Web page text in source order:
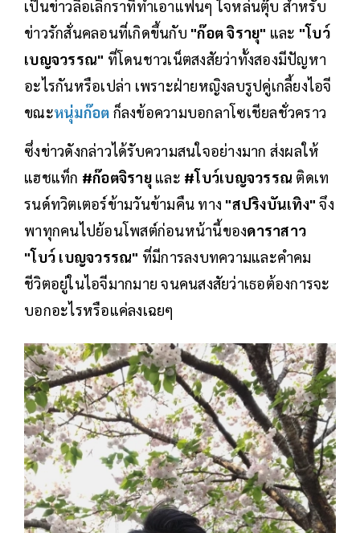
เป็นข่าวลือเลิกราที่ทำเอาแฟนๆ ใจหล่นตุ๊บ สำหรับ
ข่าวรักสั่นคลอนที่เกิดขึ้นกับ "ก๊อต จิรายุ" และ "โบว์
เบญจวรรณ" ที่โดนชาวเน็ตสงสัยว่าทั้งสองมีปัญหา
อะไรกันหรือเปล่า เพราะฝ่ายหญิงลบรูปคู่เกลี้ยงไอจี
ขณะหนุ่มก๊อต ก็ลงข้อความบอกลาโซเชียลชั่วคราว
ซึ่งข่าวดังกล่าวได้รับความสนใจอย่างมาก ส่งผลให้
แฮชแท็ก #ก๊อตจิรายุ และ #โบว์เบญจวรรณ ติดเท
รนด์ทวิตเตอร์ข้ามวันข้ามคืน ทาง "สปริงบันเทิง"จึง
พาทุกคนไปย้อนโพสต์ก่อนหน้านี้ของดาราสาว
"โบว์ เบญจวรรณ" ที่มีการลงบทความและคำคม
ชีวิตอยู่ในไอจีมากมาย จนคนสงสัยว่าเธอต้องการจะ
บอกอะไรหรือแค่ลงเฉยๆ